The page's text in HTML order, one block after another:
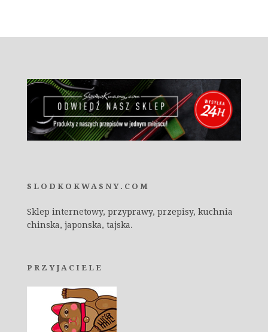
SLODKOKWASNY.COM
Sklep internetowy, przyprawy, przepisy, kuchnia
chinska, japonska, tajska.
PRZYJACIELE